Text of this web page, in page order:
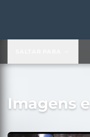
Imagens